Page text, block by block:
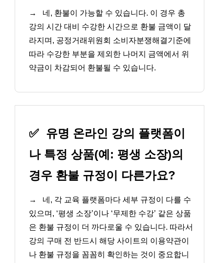
→
네, 환불이 가능할 수 있습니다. 이 경우 총
강의 시간 대비 수강한 시간으로 환불 금액이 달
라지며, 공정거래위원회 소비자분쟁해결기준에
따라 수강한 부분을 제외한 나머지 금액에서 위
약금이 차감되어 환불될 수 있습니다.
✅ 유명 온라인 강의 플랫폼이
나 특정 상품(예: 평생 소장)의
경우 환불 규정이 다른가요?
→
네, 각 교육 플랫폼마다 세부 규정이 다를 수
있으며, ‘평생 소장’이나 ‘무제한 수강’ 같은 상품
은 환불 규정이 더 까다로울 수 있습니다. 따라서
강의 구매 전 반드시 해당 사이트의 이용약관이
나 환불 규정을 꼼꼼히 확인하는 것이 중요합니